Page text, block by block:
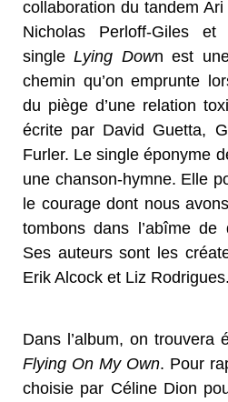
collaboration du tandem
Nicholas Perloff-Giles
singleLying Down est
chemin qu’on emprunte
du piège d’une relation
écrite par David Guetta,
Furler. Le single éponyme
une chanson-hymne. Elle
le courage dont nous
tombons dans l’abîme de
Ses auteurs sont les
Erik Alcock et Liz Rodrigues.
Dans l’album, on trouvera
Flying On My Own. Pour
choisie par Céline Dion